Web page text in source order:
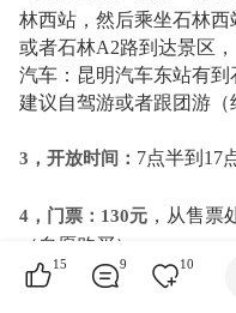
林西站，然后乘坐石林西
或者石林A2路到达景区，
汽车：昆明汽车东站有
建议自驾游或者跟团游（
3，开放时间： 7点半到17
4，门票：130元 ，从售票
（自愿购买）
15 9 10